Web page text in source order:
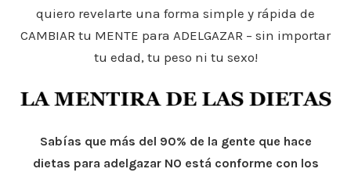
quiero revelarte una forma simple y rápida de
CAMBIAR tu MENTE para ADELGAZAR – sin importar
tu edad, tu peso ni tu sexo!
Sabías que más del 90% de la gente que hace
dietas para adelgazar NO está conforme con los